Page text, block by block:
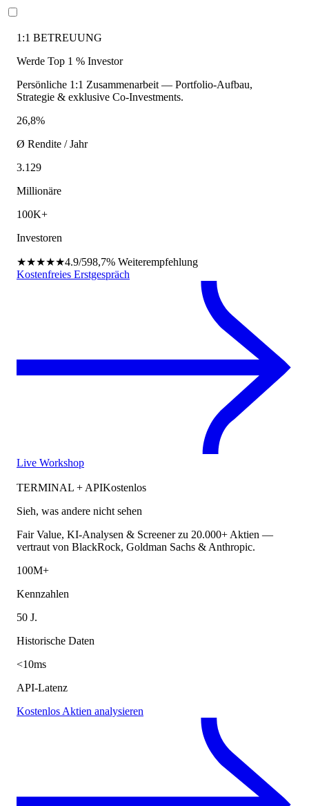
1:1 BETREUUNG
Werde Top 1 % Investor
Persönliche 1:1 Zusammenarbeit — Portfolio-Aufbau,
Strategie & exklusive Co-Investments.
26,8%
Ø Rendite / Jahr
3.129
Millionäre
100K+
Investoren
★★★★★4.9/598,7% Weiterempfehlung
Kostenfreies Erstgespräch
Live Workshop
TERMINAL + APIKostenlos
Sieh, was andere nicht sehen
Fair Value, KI-Analysen & Screener zu 20.000+ Aktien —
vertraut von BlackRock, Goldman Sachs & Anthropic.
100M+
Kennzahlen
50 J.
Historische Daten
<10ms
API-Latenz
Kostenlos Aktien analysieren